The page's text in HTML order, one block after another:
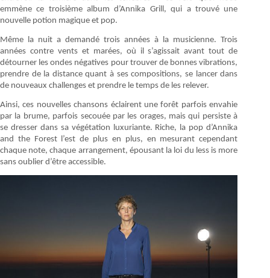
emmène ce troisième album d’Annika Grill, qui a trouvé une
nouvelle potion magique et pop.
Même la nuit a demandé trois années à la musicienne. Trois
années contre vents et marées, où il s’agissait avant tout de
détourner les ondes négatives pour trouver de bonnes vibrations,
prendre de la distance quant à ses compositions, se lancer dans
de nouveaux challenges et prendre le temps de les relever.
Ainsi, ces nouvelles chansons éclairent une forêt parfois envahie
par la brume, parfois secouée par les orages, mais qui persiste à
se dresser dans sa végétation luxuriante. Riche, la pop d’Annika
and the Forest l’est de plus en plus, en mesurant cependant
chaque note, chaque arrangement, épousant la loi du less is more
sans oublier d’être accessible.